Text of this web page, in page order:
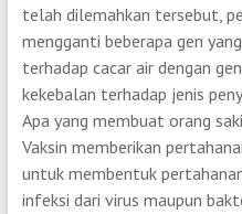
telah dilemahkan tersebut,
mengganti beberapa gen
terhadap cacar air dengan
kekebalan terhadap jenis
Apa yang membuat orang
Vaksin memberikan
untuk membentuk
infeksi dari virus maupun